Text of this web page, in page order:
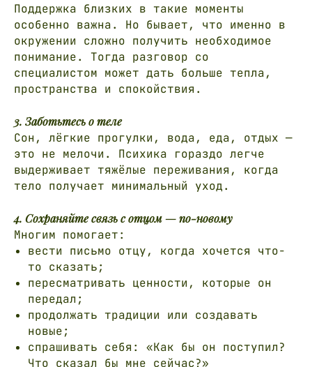
Поддержка близких в такие моменты
особенно важна. Но бывает, что именно в
окружении сложно получить необходимое
понимание. Тогда разговор со
специалистом может дать больше тепла,
пространства и спокойствия.
3. Заботьтесь о теле
Сон, лёгкие прогулки, вода, еда, отдых —
это не мелочи. Психика гораздо легче
выдерживает тяжёлые переживания, когда
тело получает минимальный уход.
4. Сохраняйте связь с отцом — по-новому
Многим помогает:
вести письмо отцу, когда хочется что-
то сказать;
пересматривать ценности, которые он
передал;
продолжать традиции или создавать
новые;
спрашивать себя: «Как бы он поступил?
Что сказал бы мне сейчас?»
ЭКСТРЕННАЯ СВЯЗЬ
ВАЖНАЯ ИНФОРМАЦИЯ